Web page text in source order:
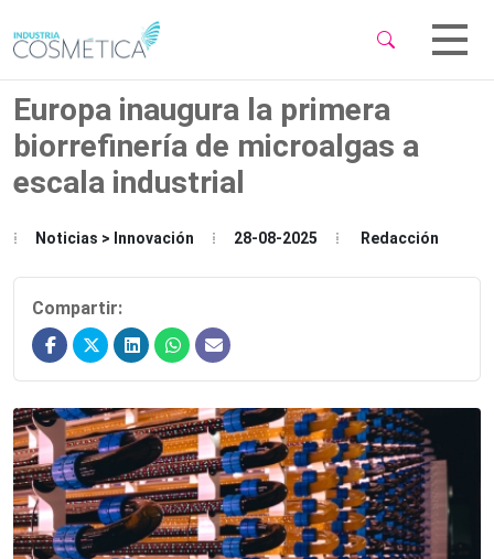
Menu
Europa inaugura la primera
biorrefinería de microalgas a
escala industrial
Noticias > Innovación 28-08-2025 Redacción
Compartir: